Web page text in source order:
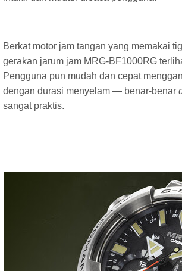
Berkat motor jam tangan yang memakai
gerakan jarum jam MRG-BF1000RG
Pengguna pun mudah dan cepat
dengan durasi menyelam — benar-benar
sangat praktis.